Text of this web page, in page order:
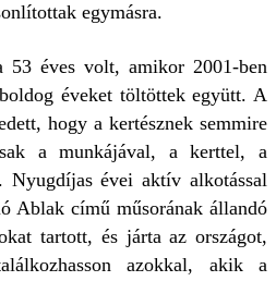
egymásra.
53 éves volt, amikor 2001-ben
éveket töltöttek együtt. A
hogy a kertésznek semmire
a munkájával, a kerttel, a
Nyugdíjas évei aktív alkotással
Ablak című műsorának állandó
tartott, és járta az országot,
azokkal, akik a